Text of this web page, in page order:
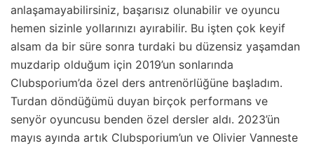
anlaşamayabilirsiniz, başarısız olunabilir ve oyuncu
hemen sizinle yollarınızı ayırabilir. Bu işten çok keyif
alsam da bir süre sonra turdaki bu düzensiz yaşamdan
muzdarip olduğum için 2019’un sonlarında
Clubsporium’da özel ders antrenörlüğüne başladım.
Turdan döndüğümü duyan birçok performans ve
senyör oyuncusu benden özel dersler aldı. 2023’ün
mayıs ayında artık Clubsporium’un ve Olivier Vanneste